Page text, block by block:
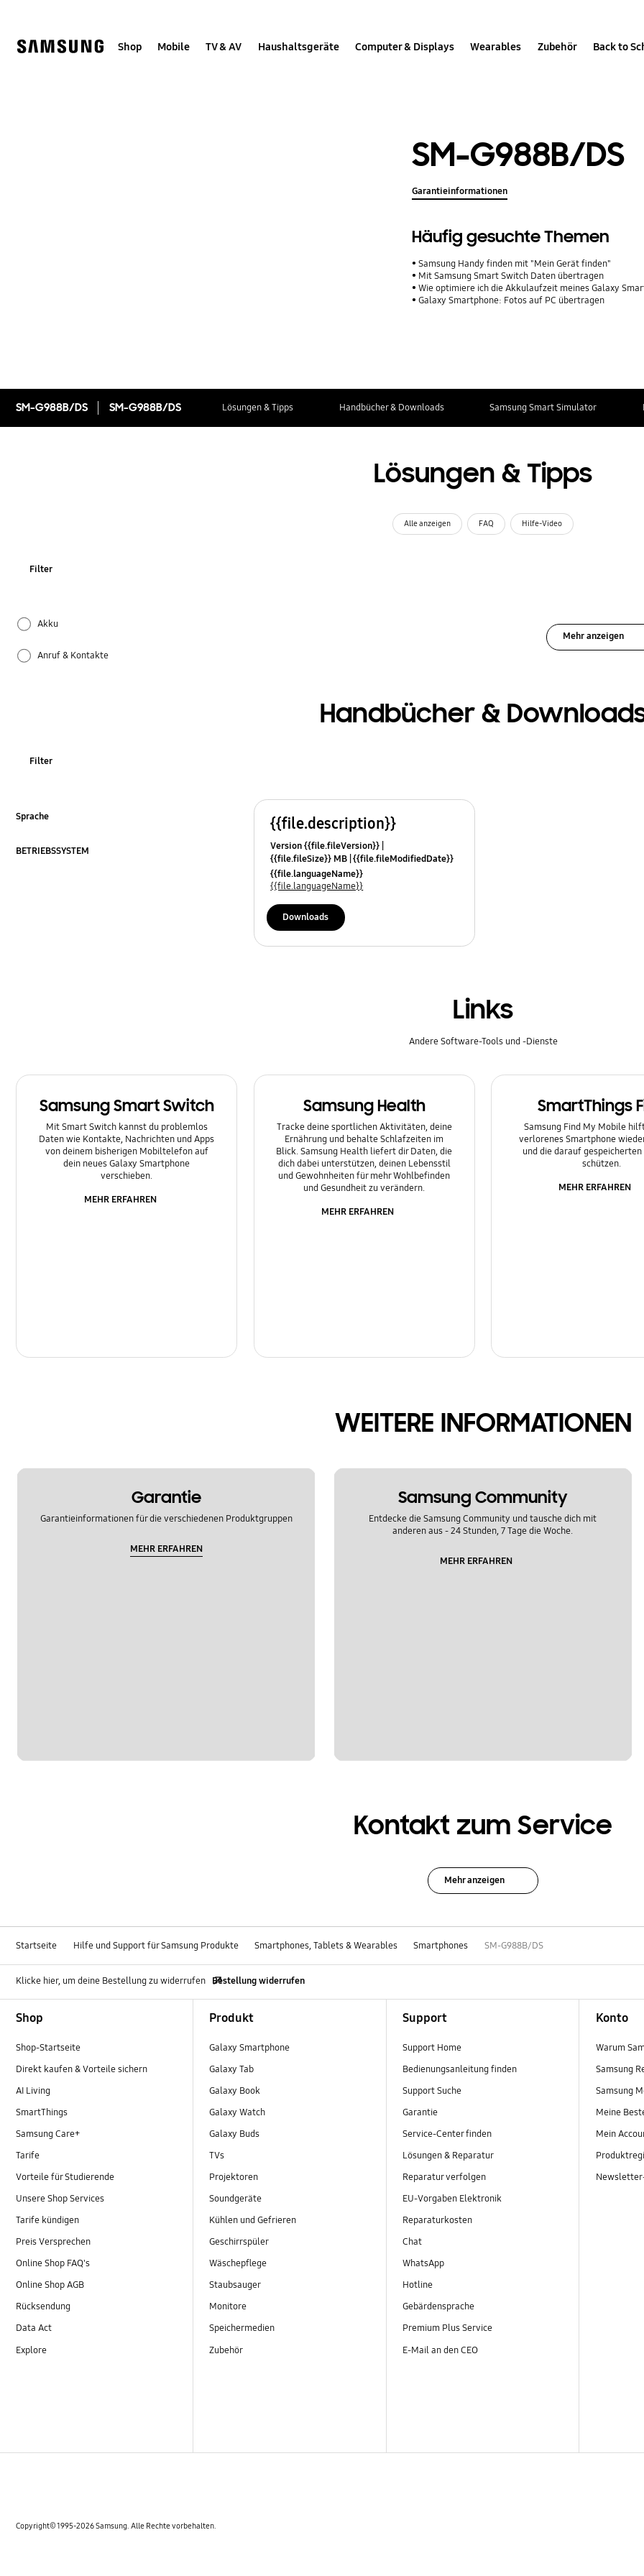
help
Shop Mobile TV & AV Haushaltsgeräte Computer & Displays Wearables Zubehör Back to
SM-G988B/DS
Garantieinformationen
Häufig gesuchte Themen
Samsung Handy finden mit "Mein Gerät finden"
Mit Samsung Smart Switch Daten übertragen
Wie optimiere ich die Akkulaufzeit meines Galaxy
Galaxy Smartphone: Fotos auf PC übertragen
SM-G988B/DS SM-G988B/DS Lösungen & Tipps Handbücher & Downloads Samsung Smart Simulator
Lösungen & Tipps
Alle anzeigen FAQ Hilfe-Video
Filter
Akku
Anruf & Kontakte
Firmware-Update
Galaxy Apps
Sperre
Ton
Mehr anzeigen
Handbücher &
Filter
Sprache
BETRIEBSSYSTEM
{{file.description}}
Version {{file.fileVersion}}
{{file.fileSize}} MB {{file.fileModifiedDate}}
{{file.osNames}}
{{file.languageName}}
{{file.languageName}}
Downloads
Links
Andere Software-Tools und -Dienste
Samsung Smart Switch
Mit Smart Switch kannst du problemlos
Daten wie Kontakte, Nachrichten und Apps
von deinem bisherigen Mobiltelefon auf
dein neues Galaxy Smartphone
verschieben.
MEHR ERFAHREN
Samsung Health
Tracke deine sportlichen Aktivitäten, deine
Ernährung und behalte Schlafzeiten im
Blick. Samsung Health liefert dir Daten, die
dich dabei unterstützen, deinen Lebensstil
und Gewohnheiten für mehr Wohlbefinden
und Gesundheit zu verändern.
MEHR ERFAHREN
SmartThings
Samsung Find My Mobile
verlorenes Smartphone
und die darauf
schützen.
MEHR ERFAHREN
WEITERE INFORMATIONEN
Garantie
Garantieinformationen für die verschiedenen Produktgruppen
MEHR ERFAHREN
Samsung Community
Entdecke die Samsung Community und tausche dich mit
anderen aus - 24 Stunden, 7 Tage die Woche.
MEHR ERFAHREN
Kontakt zum Service
Mehr anzeigen
Startseite Hilfe und Support für Samsung Produkte Smartphones, Tablets & Wearables Smartphones SM-G988B/DS
Klicke hier, um deine Bestellung zu widerrufen Bestellung widerrufen
Shop
Shop-Startseite
Direkt kaufen & Vorteile sichern
AI Living
SmartThings
Samsung Care+
Tarife
Vorteile für Studierende
Unsere Shop Services
Tarife kündigen
Preis Versprechen
Online Shop FAQ's
Online Shop AGB
Rücksendung
Data Act
Explore
Produkt
Galaxy Smartphone
Galaxy Tab
Galaxy Book
Galaxy Watch
Galaxy Buds
TVs
Projektoren
Soundgeräte
Kühlen und Gefrieren
Geschirrspüler
Wäschepflege
Staubsauger
Monitore
Speichermedien
Zubehör
Support
Support Home
Bedienungsanleitung finden
Support Suche
Garantie
Service-Center finden
Lösungen & Reparatur
Reparatur verfolgen
EU-Vorgaben Elektronik
Reparaturkosten
Chat
WhatsApp
Hotline
Gebärdensprache
Premium Plus Service
E-Mail an den CEO
Konto
Warum
Samsung
Samsung
Meine
Mein
Copyright© 1995-2026 Samsung. Alle Rechte vorbehalten.